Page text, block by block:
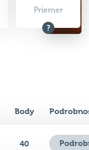
Priemer
Body
40